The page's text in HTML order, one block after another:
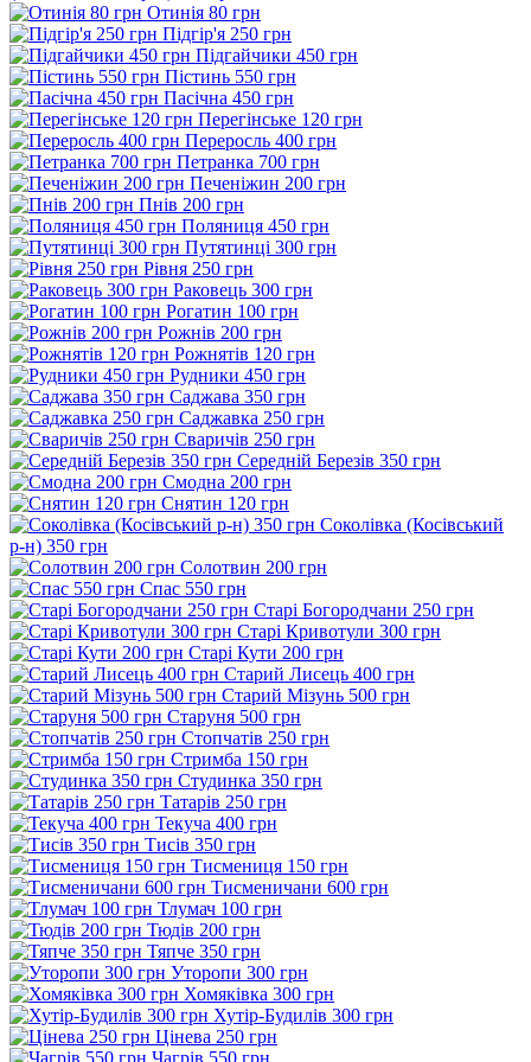
Отинія 80 грн
Підгір'я 250 грн
Підгайчики 450 грн
Пістинь 550 грн
Пасічна 450 грн
Перегінське 120 грн
Переросль 400 грн
Петранка 700 грн
Печеніжин 200 грн
Пнів 200 грн
Поляниця 450 грн
Путятинці 300 грн
Рівня 250 грн
Раковець 300 грн
Рогатин 100 грн
Рожнів 200 грн
Рожнятів 120 грн
Рудники 450 грн
Саджава 350 грн
Саджавка 250 грн
Сваричів 250 грн
Середній Березів 350 грн
Смодна 200 грн
Снятин 120 грн
Соколівка (Косівський
р-н) 350 грн
Солотвин 200 грн
Спас 550 грн
Старі Богородчани 250 грн
Старі Кривотули 300 грн
Старі Кути 200 грн
Старий Лисець 400 грн
Старий Мізунь 500 грн
Старуня 500 грн
Стопчатів 250 грн
Стримба 150 грн
Студинка 350 грн
Татарів 250 грн
Текуча 400 грн
Тисів 350 грн
Тисмениця 150 грн
Тисменичани 600 грн
Тлумач 100 грн
Тюдів 200 грн
Тяпче 350 грн
Уторопи 300 грн
Хомяківка 300 грн
Хутір-Будилів 300 грн
Цінева 250 грн
Чагрів 550 грн